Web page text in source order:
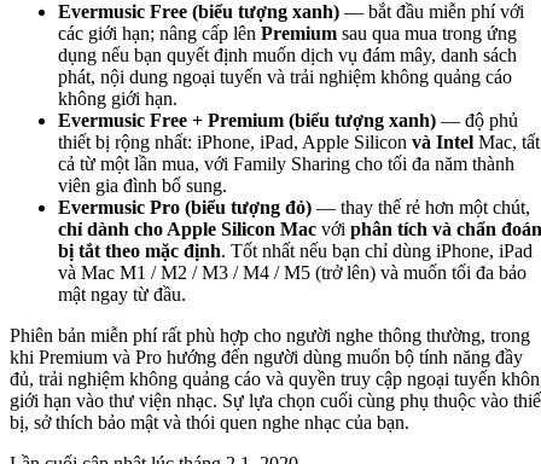
Evermusic Free (biểu tượng xanh) — bắt đầu miễn phí với
các giới hạn; nâng cấp lên Premium sau qua mua trong ứng
dụng nếu bạn quyết định muốn dịch vụ đám mây, danh sách
phát, nội dung ngoại tuyến và trải nghiệm không quảng cáo
không giới hạn.
Evermusic Free + Premium (biểu tượng xanh) — độ phủ
thiết bị rộng nhất: iPhone, iPad, Apple Silicon và Intel Mac, tất
cả từ một lần mua, với Family Sharing cho tối đa năm thành
viên gia đình bổ sung.
Evermusic Pro (biểu tượng đỏ) — thay thế rẻ hơn một chút,
chỉ dành cho Apple Silicon Mac với phân tích và chẩn đoán
bị tắt theo mặc định. Tốt nhất nếu bạn chỉ dùng iPhone, iPad
và Mac M1 / M2 / M3 / M4 / M5 (trở lên) và muốn tối đa bảo
mật ngay từ đầu.
Phiên bản miễn phí rất phù hợp cho người nghe thông thường, trong
khi Premium và Pro hướng đến người dùng muốn bộ tính năng đầy
đủ, trải nghiệm không quảng cáo và quyền truy cập ngoại tuyến
giới hạn vào thư viện nhạc. Sự lựa chọn cuối cùng phụ thuộc vào
bị, sở thích bảo mật và thói quen nghe nhạc của bạn.